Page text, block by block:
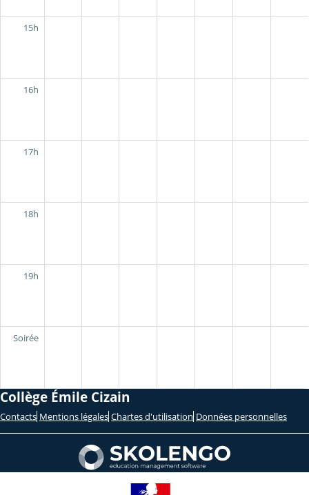
15h
16h
17h
18h
19h
Soirée
Collège Émile Cizain
Contacts Mentions légales Chartes d'utilisation Données personnelles